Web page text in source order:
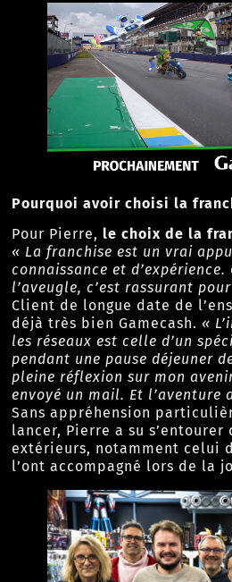
Pourquoi avoir choisi la
Pour Pierre, le choix de la
« La franchise est un vrai
connaissance et
l’aveugle, c’est rassurant
Client de longue date de
déjà très bien Gamecash.«
les réseaux est celle d’un
pendant une pause déjeuner
pleine réflexion sur mon
envoyé un mail. Et l’aventure
Sans appréhension
lancer, Pierre a su s’entourer
extérieurs, notamment celui
l’ont accompagné lors de la